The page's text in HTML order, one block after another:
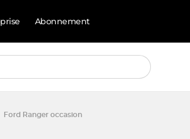
Abonnement
Ford Ranger occasion